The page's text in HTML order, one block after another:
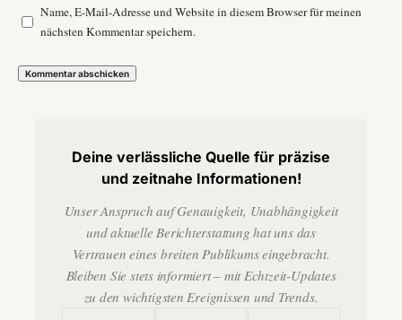
Name, E-Mail-Adresse und Website in diesem Browser für meinen
nächsten Kommentar speichern.
Deine verlässliche Quelle für präzise
und zeitnahe Informationen!
Unser Anspruch auf Genauigkeit, Unabhängigkeit
und aktuelle Berichterstattung hat uns das
Vertrauen eines breiten Publikums eingebracht.
Bleiben Sie stets informiert – mit Echtzeit-Updates
zu den wichtigsten Ereignissen und Trends.